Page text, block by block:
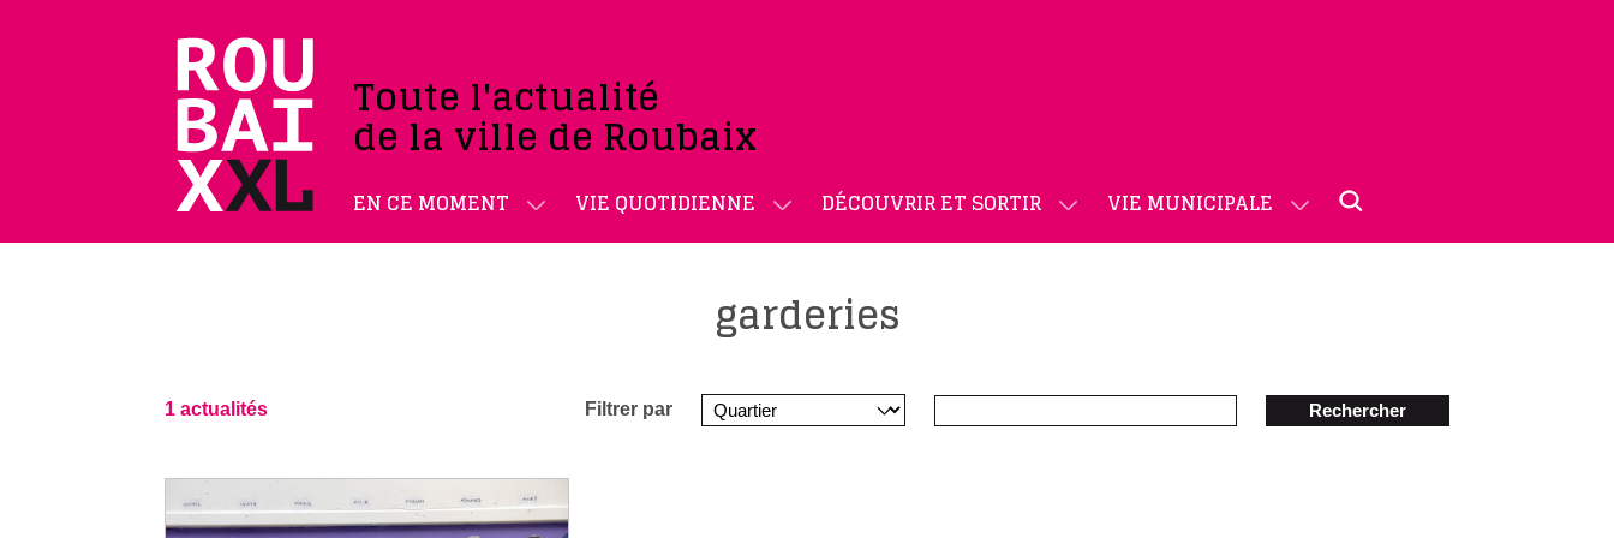
Toute l'actualité
de la ville de Roubaix
EN CE MOMENT VIE QUOTIDIENNE DÉCOUVRIR ET SORTIR VIE MUNICIPALE
garderies
1 actualités Filtrer par Rechercher